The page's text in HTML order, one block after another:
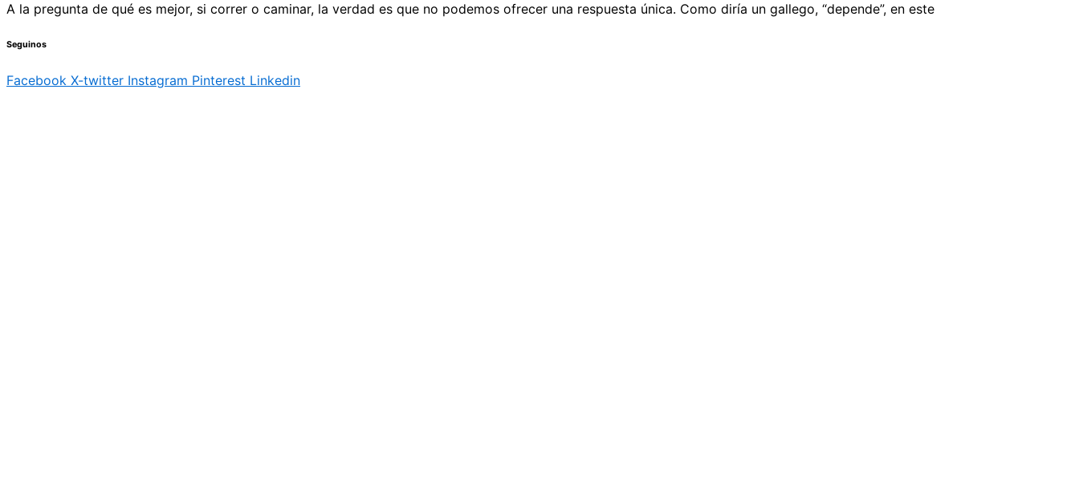
A la pregunta de qué es mejor, si correr o caminar, la verdad es que no podemos ofrecer una respuesta única. Como diría un gallego, “depende”, en este
Seguinos
Facebook X-twitter Instagram Pinterest Linkedin